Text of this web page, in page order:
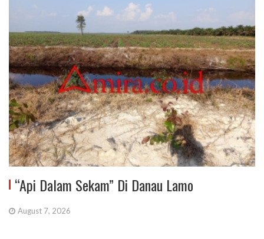
“Api Dalam Sekam” Di Danau Lamo
August 7, 2026